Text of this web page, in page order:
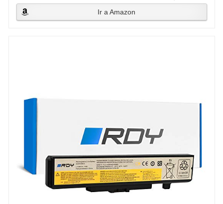
Ir a Amazon